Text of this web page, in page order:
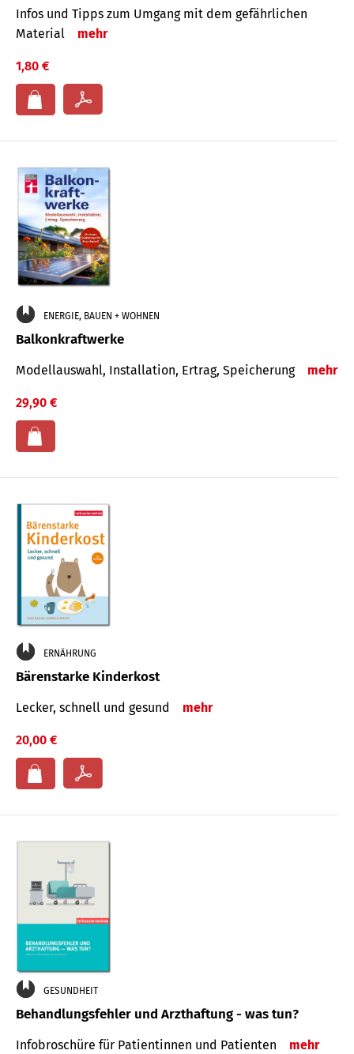
Infos und Tipps zum Um­gang mit dem ge­fähr­lichen
Mate­rial
mehr
1,80 €
ENERGIE, BAUEN + WOHNEN
Balkonkraftwerke
Modellauswahl, Installation, Ertrag, Speicherung mehr
29,90 €
ERNÄHRUNG
Bärenstarke Kinderkost
Lecker, schnell und gesund mehr
20,00 €
GESUNDHEIT
Behandlungsfehler und Arzthaftung - was tun?
Infobroschüre für Patientinnen und Patienten mehr